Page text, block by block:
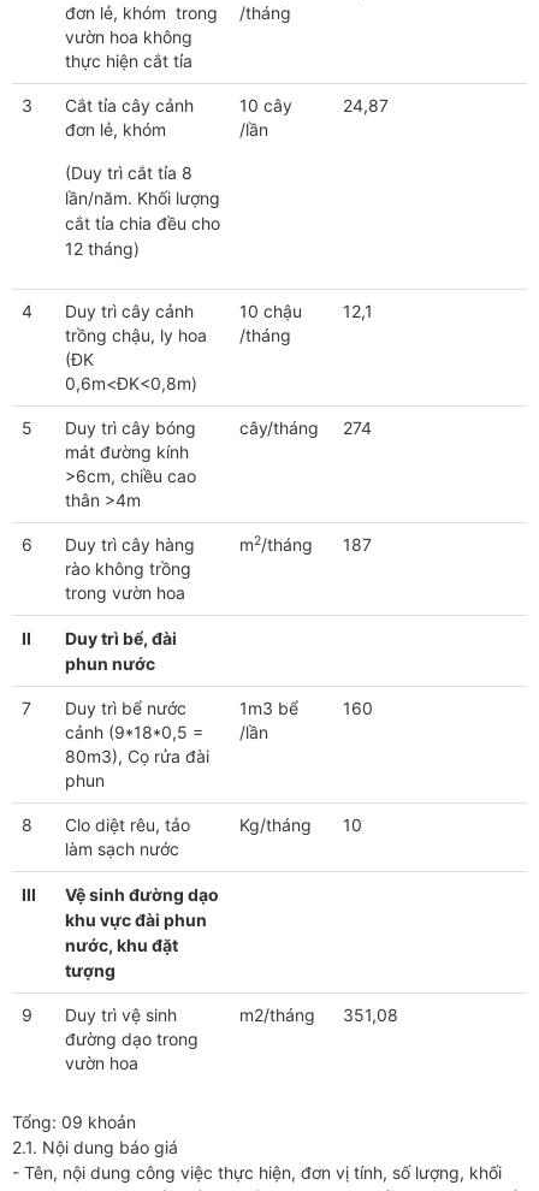
đơn lẻ, khóm trong
vườn hoa không
thực hiện cắt tỉa
/tháng
3
Cắt tỉa cây cảnh
đơn lẻ, khóm
(Duy trì cắt tỉa 8
lần/năm. Khối lượng
cắt tỉa chia đều cho
12 tháng)
10 cây
/lần
24,87
4
Duy trì cây cảnh
trồng chậu, ly hoa
(ĐK
0,6m<ĐK<0,8m)
10 chậu
/tháng
12,1
5
Duy trì cây bóng
mát đường kính
>6cm, chiều cao
thân >4m
cây/tháng 274
6
Duy trì cây hàng
rào không trồng
trong vườn hoa
m2/tháng 187
II
Duy trì bể, đài
phun nước
7
Duy trì bể nước
cảnh (9*18*0,5 =
80m3), Cọ rửa đài
phun
1m3 bể
/lần
160
8
Clo diệt rêu, tảo
làm sạch nước
Kg/tháng 10
III
Vệ sinh đường dạo
khu vực đài phun
nước, khu đặt
tượng
9
Duy trì vệ sinh
đường dạo trong
vườn hoa
m2/tháng 351,08
Tổng: 09 khoản
2.1. Nội dung báo giá
- Tên, nội dung công việc thực hiện, đơn vị tính, số lượng, khối